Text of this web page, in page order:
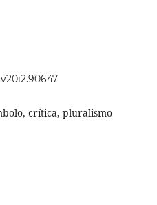
crítica, pluralismo